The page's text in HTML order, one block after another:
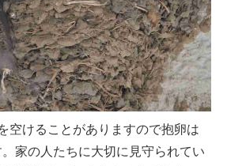
空けることがありますので抱卵は
家の人たちに大切に見守られてい